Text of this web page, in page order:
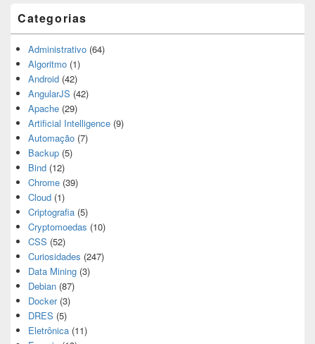
Categorias
Administrativo (64)
Algoritmo (1)
Android (42)
AngularJS (42)
Apache (29)
Artificial Intelligence (9)
Automação (7)
Backup (5)
Bind (12)
Chrome (39)
Cloud (1)
Criptografia (5)
Cryptomoedas (10)
CSS (52)
Curiosidades (247)
Data Mining (3)
Debian (87)
Docker(3)
DRES (5)
Eletrônica (11)